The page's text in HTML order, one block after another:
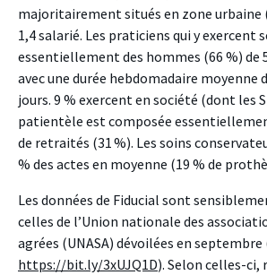
majoritairement situés en zone urbaine
1,4 salarié. Les praticiens qui y exercent
essentiellement des hommes (66 %) de
avec une durée hebdomadaire moyenne
jours. 9 % exercent en société (dont les
patientèle est composée
de retraités (31 %). Les soins
% des actes en moyenne (19 % de
Les données de Fiducial sont
celles de l’Union nationale des
agrées (UNASA) dévoilées en
https://bit.ly/3xUJQ1D). Selon celles-ci,